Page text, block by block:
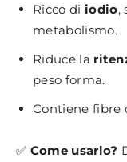
Ricco di iodio,
metabolismo.
Riduce la
peso forma.
Contiene fibre
✅ Come usarlo?